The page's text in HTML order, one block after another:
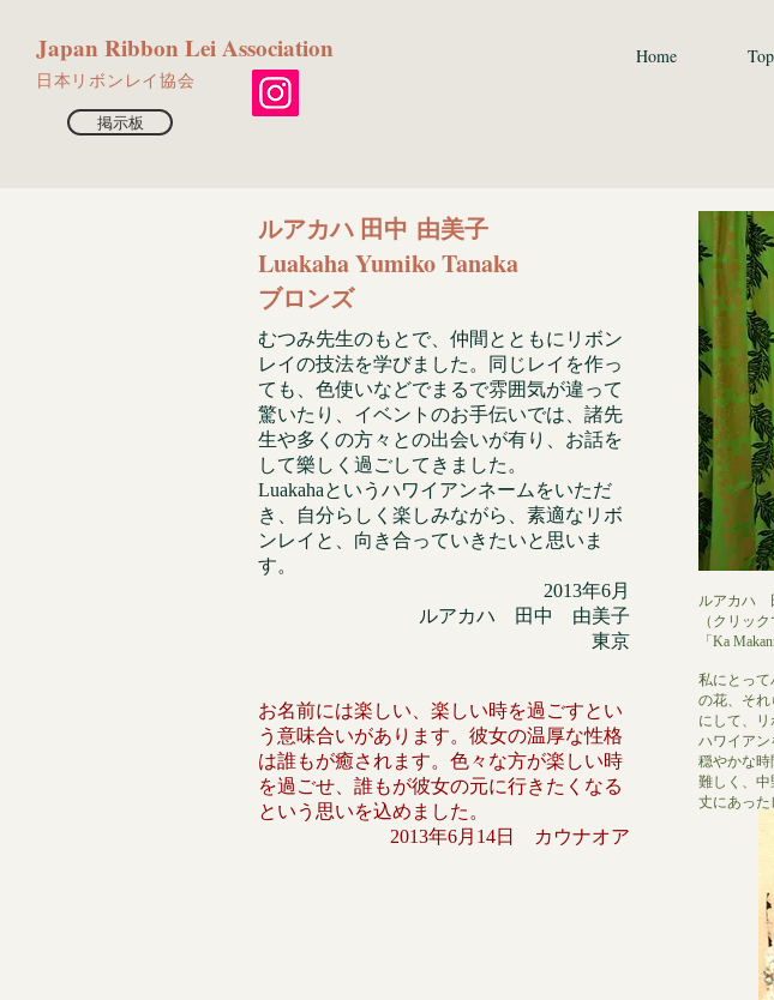
​Japan Ribbon Lei Association
​日本リボンレイ協会
掲示板
Home
ルアカハ 田中 由美子
Luakaha Yumiko Tanaka
ブロンズ
むつみ先生のもとで、仲間とともにリボン
レイの技法を学びました。同じレイを作っ
ても、色使いなどでまるで雰囲気が違って
驚いたり、イベントのお手伝いでは、諸先
生や多くの方々との出会いが有り、お話を
して樂しく過ごしてきました。
Luakahaというハワイアンネームをいただ
き、自分らしく楽しみながら、素適なリボ
ンレイと、向き合っていきたいと思いま
す。
2013年6月
ルアカハ 田中 由美子
東京
お名前には楽しい、楽しい時を過ごすとい
う意味合いがあります。彼女の温厚な性格
は誰もが癒されます。色々な方が楽しい時
を過ごせ、誰もが彼女の元に行きたくなる
という思いを込めました。
2013年6月14日 カウナオア
ルアカハ
（クリッ
「Ka Makani
私にとって
の花、そ
にして、リ
ハワイアン
穏やかな時
難しく、
丈にあった